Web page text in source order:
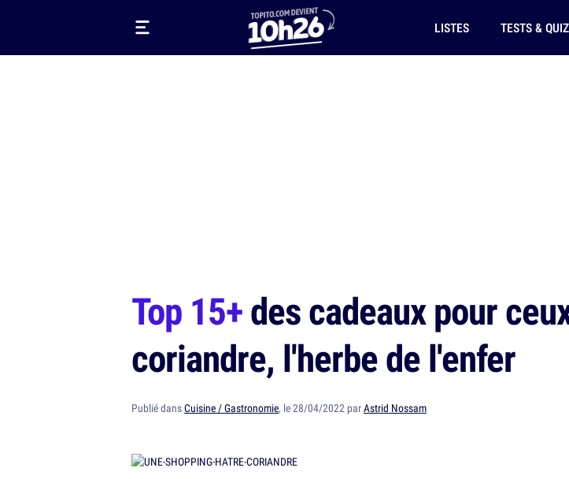
LISTES TESTS & QUIZ
Top 15+des cadeaux pour
coriandre, l'herbe de l'enfer
Publié dansCuisine / Gastronomie, le 28/04/2022 parAstrid Nossam